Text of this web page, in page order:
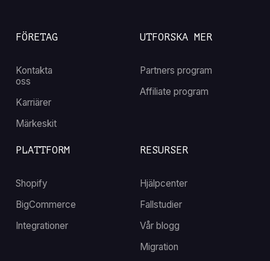
FÖRETAG
Kontakta
oss
Karriärer
Märkeskit
RESURSER
Hjälpcenter
Fallstudier
Vår blogg
Migration
UTFORSKA MER
Partners program
Affiliate program
PLATTFORM
Shopify
BigCommerce
Integrationer